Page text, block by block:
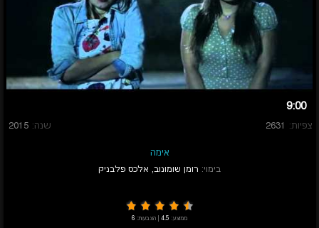
9:00
צפיות: 2631 שנה: 2015
אימה
בימוי: רומן שומונוב, אלכס פלבניק
ממוצע: 4.5 הצבעות: 6